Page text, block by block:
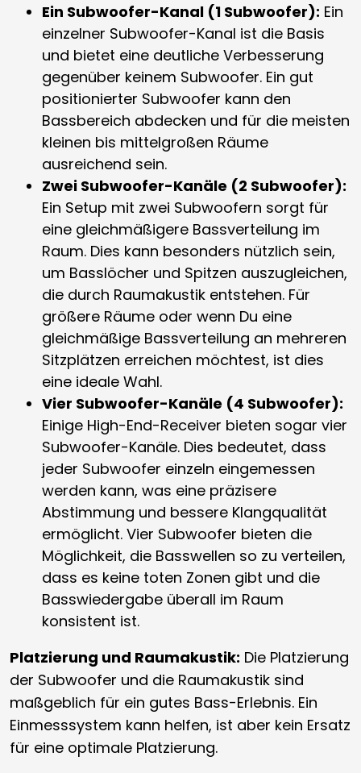
Ein Subwoofer-Kanal (1 Subwoofer): Ein
einzelner Subwoofer-Kanal ist die Basis
und bietet eine deutliche Verbesserung
gegenüber keinem Subwoofer. Ein gut
positionierter Subwoofer kann den
Bassbereich abdecken und für die meisten
kleinen bis mittelgroßen Räume
ausreichend sein.
Zwei Subwoofer-Kanäle (2 Subwoofer):
Ein Setup mit zwei Subwoofern sorgt für
eine gleichmäßigere Bassverteilung im
Raum. Dies kann besonders nützlich sein,
um Basslöcher und Spitzen auszugleichen,
die durch Raumakustik entstehen. Für
größere Räume oder wenn Du eine
gleichmäßige Bassverteilung an mehreren
Sitzplätzen erreichen möchtest, ist dies
eine ideale Wahl.
Vier Subwoofer-Kanäle (4 Subwoofer):
Einige High-End-Receiver bieten sogar vier
Subwoofer-Kanäle. Dies bedeutet, dass
jeder Subwoofer einzeln eingemessen
werden kann, was eine präzisere
Abstimmung und bessere Klangqualität
ermöglicht. Vier Subwoofer bieten die
Möglichkeit, die Basswellen so zu verteilen,
dass es keine toten Zonen gibt und die
Basswiedergabe überall im Raum
konsistent ist.
Platzierung und Raumakustik: Die Platzierung
der Subwoofer und die Raumakustik sind
maßgeblich für ein gutes Bass-Erlebnis. Ein
Einmesssystem kann helfen, ist aber kein Ersatz
für eine optimale Platzierung.